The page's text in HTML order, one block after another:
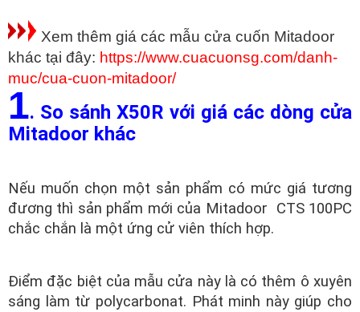
Xem thêm giá các mẫu cửa cuốn Mitadoor
khác tại đây: https://www.cuacuonsg.com/danh-
muc/cua-cuon-mitadoor/
1. So sánh X50R với giá các dòng cửa
Mitadoor khác
Nếu muốn chọn một sản phẩm có mức giá tương
đương thì sản phẩm mới của Mitadoor CTS 100PC
chắc chắn là một ứng cử viên thích hợp.
Điểm đặc biệt của mẫu cửa này là có thêm ô xuyên
sáng làm từ polycarbonat. Phát minh này giúp cho